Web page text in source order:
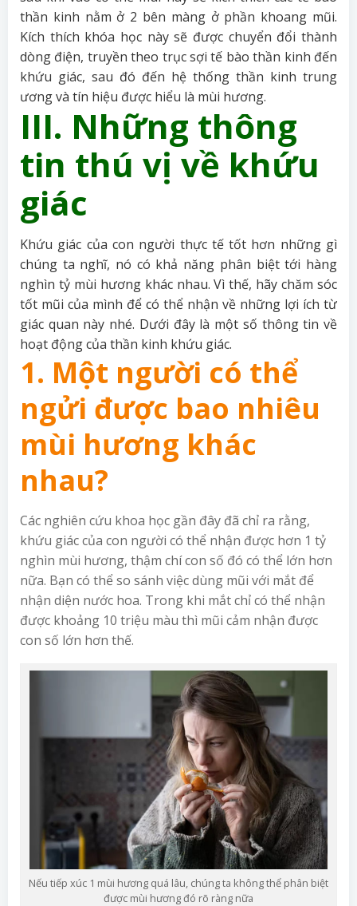
thần kinh nằm ở 2 bên màng ở phần khoang mũi.
Kích thích khóa học này sẽ được chuyển đổi thành
dòng điện, truyền theo trục sợi tế bào thần kinh đến
khứu giác, sau đó đến hệ thống thần kinh trung
ương và tín hiệu được hiểu là mùi hương.
III. Những thông
tin thú vị về khứu
giác
Khứu giác của con người thực tế tốt hơn những gì
chúng ta nghĩ, nó có khả năng phân biệt tới hàng
nghìn tỷ mùi hương khác nhau. Vì thế, hãy chăm sóc
tốt mũi của mình để có thể nhận về những lợi ích từ
giác quan này nhé. Dưới đây là một số thông tin về
hoạt động của thần kinh khứu giác.
1. Một người có thể
ngửi được bao nhiêu
mùi hương khác
nhau?
Các nghiên cứu khoa học gần đây đã chỉ ra rằng,
khứu giác của con người có thể nhận được hơn 1 tỷ
nghìn mùi hương, thậm chí con số đó có thể lớn hơn
nữa. Bạn có thể so sánh việc dùng mũi với mắt để
nhận diện nước hoa. Trong khi mắt chỉ có thể nhận
được khoảng 10 triệu màu thì mũi cảm nhận được
con số lớn hơn thế.
Nếu tiếp xúc 1 mùi hương quá lâu, chúng ta không thể phân biệt
được mùi hương đó rõ ràng nữa